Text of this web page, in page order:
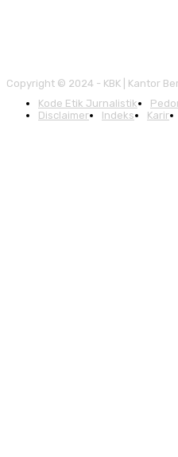
Copyright © 2024 - KBK | Kantor
Kode Etik Jurnalistik
Disclaimer
Indeks Karir